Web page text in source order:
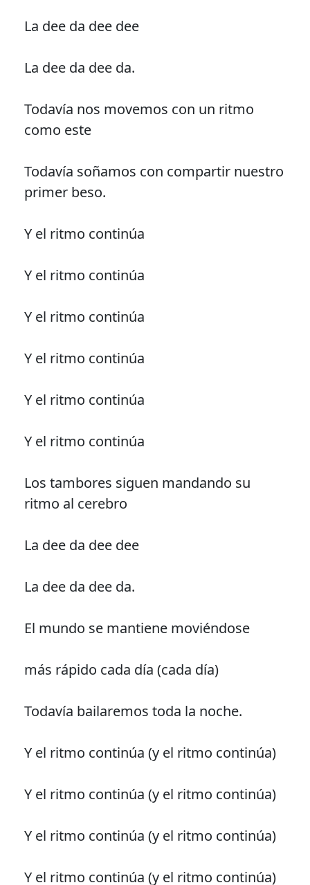
La dee da dee dee
La dee da dee da.
Todavía nos movemos con un ritmo
como este
Todavía soñamos con compartir nuestro
primer beso.
Y el ritmo continúa
Y el ritmo continúa
Y el ritmo continúa
Y el ritmo continúa
Y el ritmo continúa
Y el ritmo continúa
Los tambores siguen mandando su
ritmo al cerebro
La dee da dee dee
La dee da dee da.
El mundo se mantiene moviéndose
más rápido cada día (cada día)
Todavía bailaremos toda la noche.
Y el ritmo continúa (y el ritmo continúa)
Y el ritmo continúa (y el ritmo continúa)
Y el ritmo continúa (y el ritmo continúa)
Y el ritmo continúa (y el ritmo continúa)